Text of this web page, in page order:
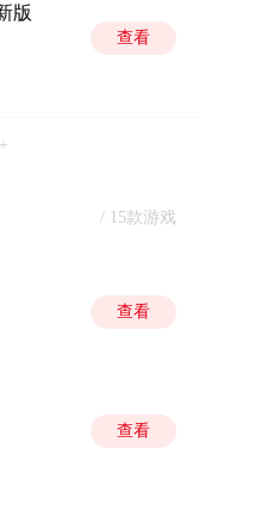
版
查看
/ 15款游戏
查看
查看